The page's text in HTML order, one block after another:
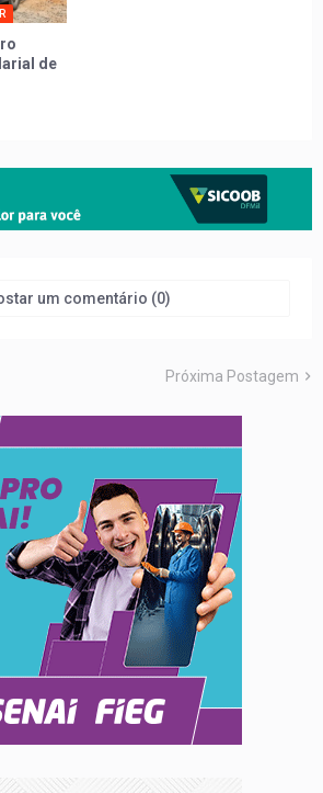
de
um comentário (0)
Próxima Postagem